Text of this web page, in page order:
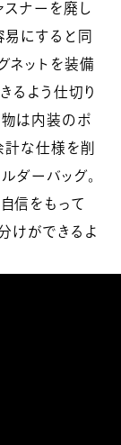
スナーを廃し
易にすると同
ネットを装備
るよう仕切り
は内装のポ
計な仕様を削
ダーバッグ。
信をもって
けができるよ